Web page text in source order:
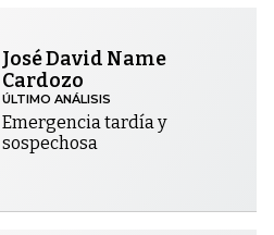
José David Name
Cardozo
ÚLTIMO ANÁLISIS
Emergencia tardía y
sospechosa